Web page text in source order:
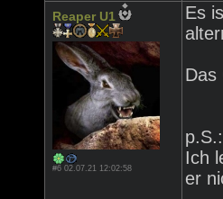
Reaper U1
#6 02.07.21 12:02:58
Es
Das
p.S.:
Ich
er